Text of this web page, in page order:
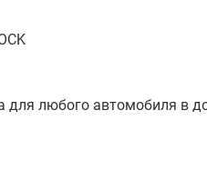
любого автомобиля в